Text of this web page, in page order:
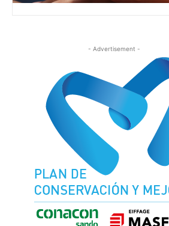
- Advertisement -